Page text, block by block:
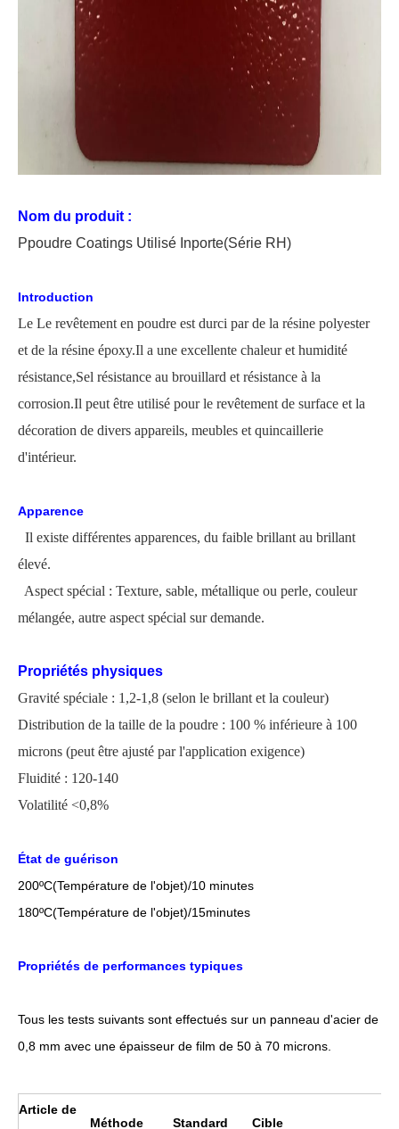
Nom du produit :
Ppoudre Coatings Utilisé Inporte(Série RH)
Introduction
Le Le revêtement en poudre est durci par de la résine polyester
et de la résine époxy.Il a une excellente chaleur et humidité
résistance,Sel résistance au brouillard et résistance à la
corrosion.Il peut être utilisé pour le revêtement de surface et la
décoration de divers appareils, meubles et quincaillerie
d'intérieur.
Apparence
Il existe différentes apparences, du faible brillant au brillant
élevé.
Aspect spécial : Texture, sable, métallique ou perle, couleur
mélangée, autre aspect spécial sur demande.
Propriétés physiques
Gravité spéciale : 1,2-1,8 (selon le brillant et la couleur)
Distribution de la taille de la poudre : 100 % inférieure à 100
microns (peut être ajusté par l'application exigence)
Fluidité : 120-140
Volatilité <0,8%
État de guérison
200ºC(Température de l'objet)/10 minutes
180ºC(Température de l'objet)/15minutes
Propriétés de performances typiques
Tous les tests suivants sont effectués sur un panneau d'acier de
0,8 mm avec une épaisseur de film de 50 à 70 microns.
Article de
Méthode Standard Cible